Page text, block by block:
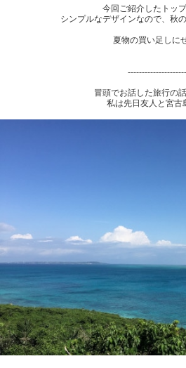
今回ご紹介したトップ
シンプルなデザインなので、秋
夏物の買い足しに
---------------------
冒頭でお話した旅行の
私は先日友人と宮古